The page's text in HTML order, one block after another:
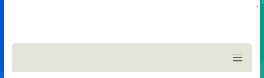
`
תוכן
ראשי